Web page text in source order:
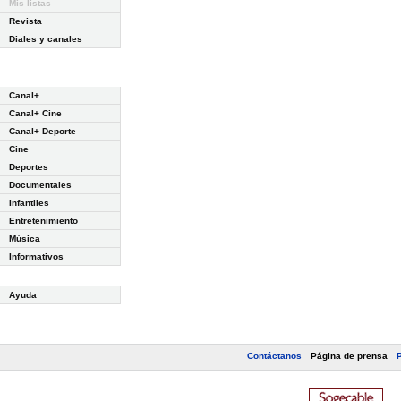
Mis listas
Revista
Diales y canales
Canal+
Canal+ Cine
Canal+ Deporte
Cine
Deportes
Documentales
Infantiles
Entretenimiento
Música
Informativos
Ayuda
Contáctanos Página de prensa